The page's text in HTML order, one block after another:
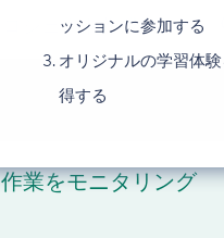
ッションに参加する
オリジナルの学習体
得する
作業をモニタリング